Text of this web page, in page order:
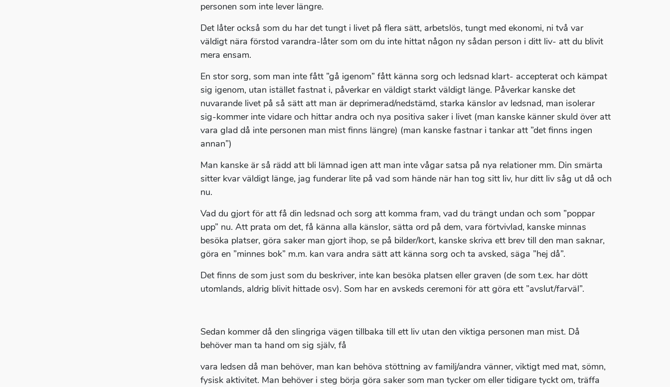
personen som inte lever längre.
Det låter också som du har det tungt i livet på flera sätt, arbetslös, tungt med ekonomi, ni två var
väldigt nära förstod varandra-låter som om du inte hittat någon ny sådan person i ditt liv- att du blivit
mera ensam.
En stor sorg, som man inte fått ”gå igenom” fått känna sorg och ledsnad klart- accepterat och kämpat
sig igenom, utan istället fastnat i, påverkar en väldigt starkt väldigt länge. Påverkar kanske det
nuvarande livet på så sätt att man är deprimerad/nedstämd, starka känslor av ledsnad, man isolerar
sig-kommer inte vidare och hittar andra och nya positiva saker i livet (man kanske känner skuld över att
vara glad då inte personen man mist finns längre) (man kanske fastnar i tankar att ”det finns ingen
annan”)
Man kanske är så rädd att bli lämnad igen att man inte vågar satsa på nya relationer mm. Din smärta
sitter kvar väldigt länge, jag funderar lite på vad som hände när han tog sitt liv, hur ditt liv såg ut då och
nu.
Vad du gjort för att få din ledsnad och sorg att komma fram, vad du trängt undan och som ”poppar
upp” nu. Att prata om det, få känna alla känslor, sätta ord på dem, vara förtvivlad, kanske minnas
besöka platser, göra saker man gjort ihop, se på bilder/kort, kanske skriva ett brev till den man saknar,
göra en ”minnes bok” m.m. kan vara andra sätt att känna sorg och ta avsked, säga ”hej då”.
Det finns de som just som du beskriver, inte kan besöka platsen eller graven (de som t.ex. har dött
utomlands, aldrig blivit hittade osv). Som har en avskeds ceremoni för att göra ett ”avslut/farväl”.
Sedan kommer då den slingriga vägen tillbaka till ett liv utan den viktiga personen man mist. Då
behöver man ta hand om sig själv, få
vara ledsen då man behöver, man kan behöva stöttning av familj/andra vänner, viktigt med mat, sömn,
fysisk aktivitet. Man behöver i steg börja göra saker som man tycker om eller tidigare tyckt om, träffa